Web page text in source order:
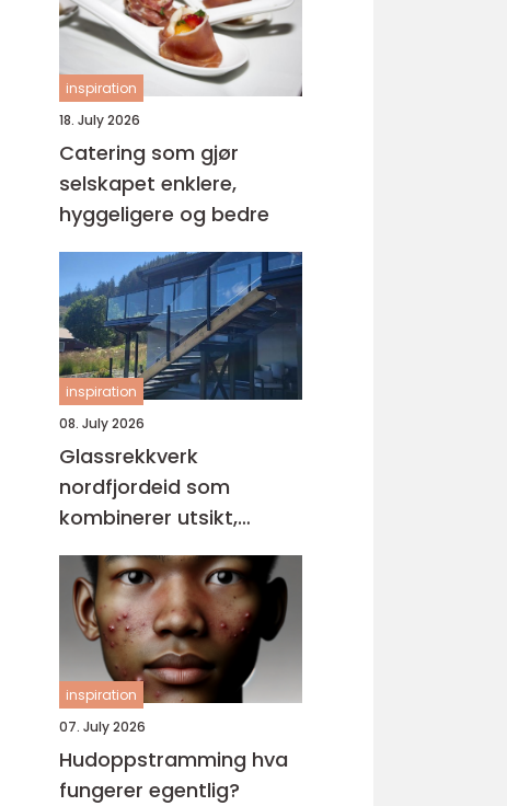
inspiration
18. July 2026
Catering som gjør
selskapet enklere,
hyggeligere og bedre
inspiration
08. July 2026
Glassrekkverk
nordfjordeid som
kombinerer utsikt,
sikkerhet og stil
inspiration
07. July 2026
Hudoppstramming hva
fungerer egentlig?